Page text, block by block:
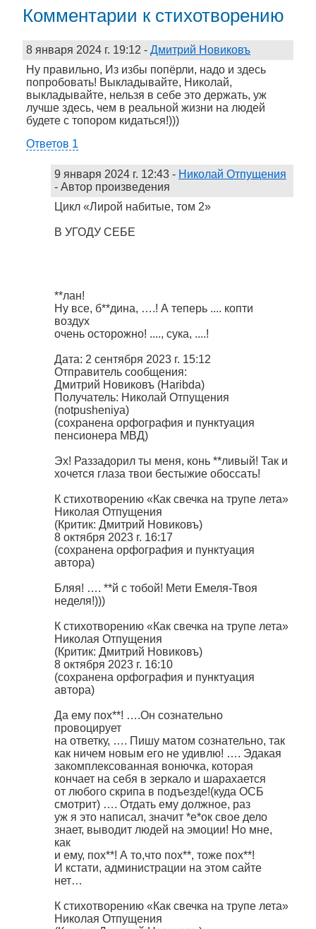
Комментарии к стихотворению
8 января 2024 г. 19:12 - Дмитрий Новиковъ
Ну правильно, Из избы попёрли, надо и здесь
попробовать! Выкладывайте, Николай,
выкладывайте, нельзя в себе это держать, уж
лучше здесь, чем в реальной жизни на людей
будете с топором кидаться!)))
Ответов 1
9 января 2024 г. 12:43 - Николай Отпущения
- Автор произведения
Цикл «Лирой набитые, том 2»
В УГОДУ СЕБЕ
**лан!
Ну все, б**дина, ….! А теперь .... копти
воздух
очень осторожно! ...., сука, ....!
Дата: 2 сентября 2023 г. 15:12
Отправитель сообщения:
Дмитрий Новиковъ (Haribda)
Получатель: Николай Отпущения
(notpusheniya)
(сохранена орфография и пунктуация
пенсионера МВД)
Эх! Раззадорил ты меня, конь **ливый! Так и
хочется глаза твои бестыжие обоссать!
К стихотворению «Как свечка на трупе лета»
Николая Отпущения
(Критик: Дмитрий Новиковъ)
8 октября 2023 г. 16:17
(сохранена орфография и пунктуация
автора)
Бляя! …. **й с тобой! Мети Емеля-Твоя
неделя!)))
К стихотворению «Как свечка на трупе лета»
Николая Отпущения
(Критик: Дмитрий Новиковъ)
8 октября 2023 г. 16:10
(сохранена орфография и пунктуация
автора)
Да ему пох**! ….Он сознательно
провоцирует
на ответку, …. Пишу матом сознательно, так
как ничем новым его не удивлю! …. Эдакая
закомплексованная вонючка, которая
кончает на себя в зеркало и шарахается
от любого скрипа в подъезде!(куда ОСБ
смотрит) …. Отдать ему должное, раз
уж я это написал, значит *е*ок свое дело
знает, выводит людей на эмоции! Но мне,
как
и ему, пох**! А то,что пох**, тоже пох**!
И кстати, администрации на этом сайте
нет…
К стихотворению «Как свечка на трупе лета»
Николая Отпущения